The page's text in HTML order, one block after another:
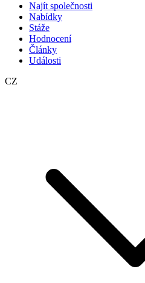
Najít společnosti
Nabídky
Stáže
Hodnocení
Články
Události
CZ